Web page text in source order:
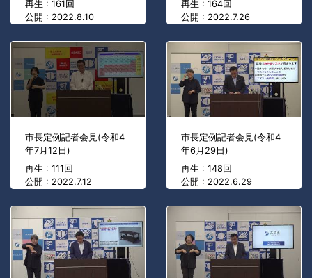
再生 : 161回
公開 : 2022.8.10
再生 : 164回
公開 : 2022.7.26
市長定例記者会見(令和4
年7月12日)
再生 : 111回
公開 : 2022.7.12
市長定例記者会見(令和4
年6月29日)
再生 : 148回
公開 : 2022.6.29